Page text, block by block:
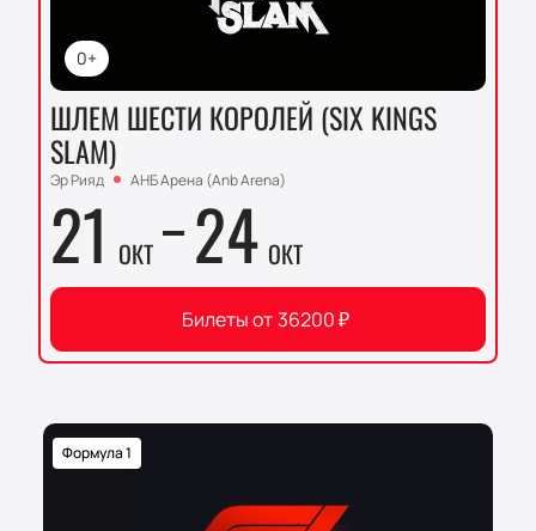
0+
ШЛЕМ ШЕСТИ КОРОЛЕЙ (SIX KINGS
SLAM)
Эр Рияд АНБ Арена (Anb Arena)
21 ОКТ 24 ОКТ
Билеты от36200₽
Формула 1